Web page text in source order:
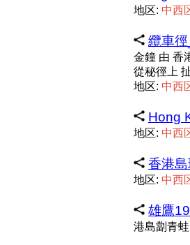
地区: 中西
纜車
金鐘 由 香
從秘徑上
地区: 中西
Hong
地区: 中西
香港
地区: 中西
雄鷹
港島劏青蛙